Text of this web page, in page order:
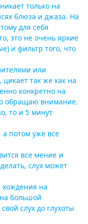
только на
блюза и джаза. На
для себя
это не очень яркие
и фильтр того, что
или
так же как на
конкретно на
обращаю внимание.
то и 5 минут
а потом уже все
все мение и
слух может
на
большой
слух до глухоты